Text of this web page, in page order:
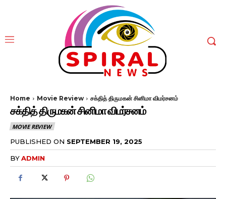
Home Movie Review சக்தித் திருமகன் சினிமா விமர்சனம்
சக்தித் திருமகன் சினிமா விமர்சனம்
MOVIE REVIEW
PUBLISHED ON SEPTEMBER 19, 2025
BYADMIN